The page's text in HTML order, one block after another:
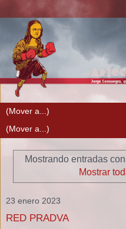
Mostrando entradas
Mostrar
23 enero 2023
RED PRADVA